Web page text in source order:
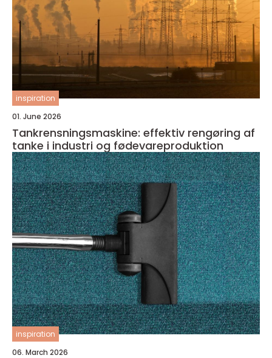
inspiration
01. June 2026
Tankrensningsmaskine: effektiv rengøring af
tanke i industri og fødevareproduktion
inspiration
06. March 2026